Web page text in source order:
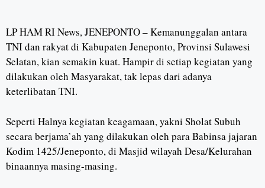
LP HAM RI News, JENEPONTO – Kemanunggalan antara
TNI dan rakyat di Kabupaten Jeneponto, Provinsi Sulawesi
Selatan, kian semakin kuat. Hampir di setiap kegiatan yang
dilakukan oleh Masyarakat, tak lepas dari adanya
keterlibatan TNI.
Seperti Halnya kegiatan keagamaan, yakni Sholat Subuh
secara berjama’ah yang dilakukan oleh para Babinsa jajaran
Kodim 1425/Jeneponto, di Masjid wilayah Desa/Kelurahan
binaannya masing-masing.